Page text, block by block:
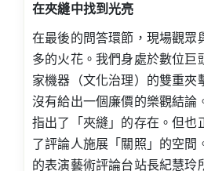
在夾縫中找到光亮
在最後的問答環節，現場觀眾
多的火花。我們身處於數位巨
家機器（文化治理）的雙重夾
沒有給出一個廉價的樂觀結論
指出了「夾縫」的存在。但也
了評論人施展「關照」的空間
的表演藝術評論台站長紀慧玲